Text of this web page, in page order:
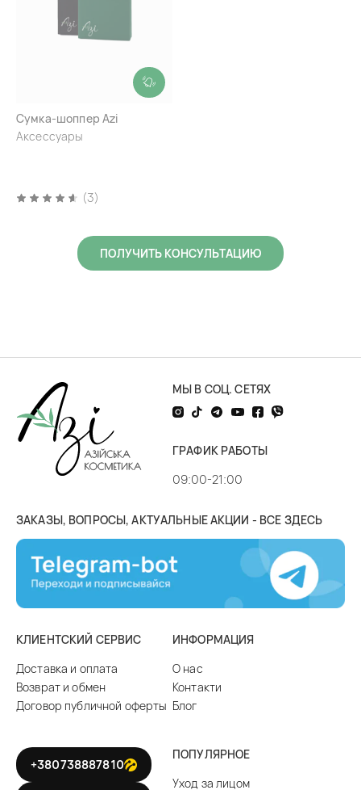
Сумка-шоппер Azi
Аксессуары
(3)
ПОЛУЧИТЬ КОНСУЛЬТАЦИЮ
МЫ В СОЦ. СЕТЯХ
ГРАФИК РАБОТЫ
09:00-21:00
ЗАКАЗЫ, ВОПРОСЫ, АКТУАЛЬНЫЕ АКЦИИ - ВСЕ ЗДЕСЬ
КЛИЕНТСКИЙ СЕРВИС
Доставка и оплата
Возврат и обмен
Договор публичной оферты
ИНФОРМАЦИЯ
О нас
Контакти
Блог
+380738887810
ПОПУЛЯРНОЕ
Уход за лицом